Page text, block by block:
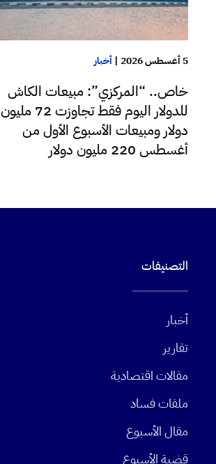
5 أغسطس 2026 | أخبار
خاص.. “المركزي”: مبيعات الكاش
للدولار اليوم فقط تجاوزت 72 مليون
دولار ومبيعات الأسبوع الأول من
أغسطس 220 مليون دولار
التصنيفات
أخبار
تقارير
مقالات اقتصادية
ملفات فساد
مقال الأسبوع
قضية الأسبوع